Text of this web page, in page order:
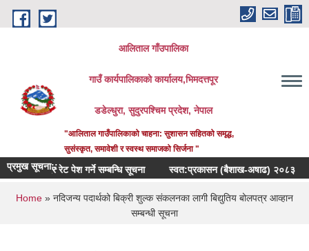
Skip to main content
आलिताल गाँउपालिका
गाउँ कार्यपालिकाको कार्यालय,भिमदत्तपूर
डडेल्धुरा, सुदुरपश्चिम प्रदेश, नेपाल
"आलिताल गाउँपालिकाको चाहना: सुशासन सहितको समृद्ध,
सुसंस्कृत, समावेशी र स्वस्थ समाजको सिर्जना "
प्रमुख सूचना::
रेट पेश गर्ने सम्बन्धि सूचना स्वत:प्रकासन (बैशाख-अषाढ) २०८३ प्रगति
You are here
Home » नदिजन्य पदार्थको बिक्री शुल्क संकलनका लागी बिद्युतिय बोलपत्र आव्हान
सम्बन्धी सूचना